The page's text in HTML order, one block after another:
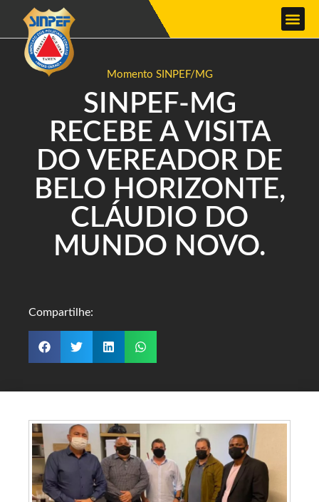
Momento SINPEF/MG
SINPEF-MG
RECEBE A VISITA
DO VEREADOR DE
BELO HORIZONTE,
CLÁUDIO DO
MUNDO NOVO.
Compartilhe: